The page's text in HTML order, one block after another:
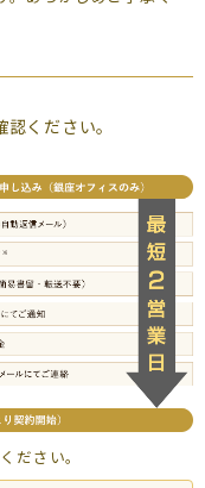
ください。
ださい。